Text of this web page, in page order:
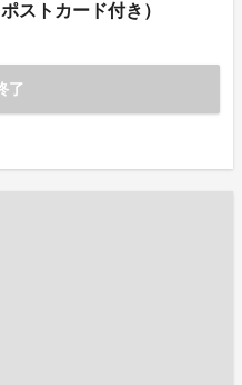
ストカード付き）
了